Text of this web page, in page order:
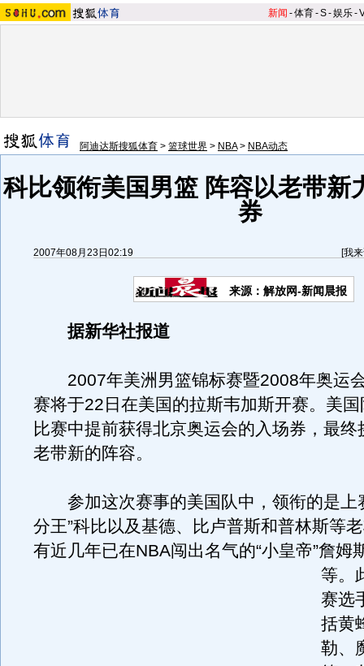
新闻 -体育-S-娱乐-
阿迪达斯搜狐体育 > 篮球世界 > NBA> NBA动态
科比领衔美国男篮 阵容以老带新
券
2007年08月23日02:19 [我
来源：解放网-新闻晨报
据新华社报道
2007年美洲男篮锦标赛暨2008年奥运
赛将于22日在美国的拉斯韦加斯开赛。美
比赛中提前获得北京奥运会的入场券，最终
老带新的阵容。
参加这次赛事的美国队中，领衔的是上
分王”科比以及基德、比卢普斯和普林斯等
有近几年已在NBA闯出名气的“小皇帝”詹姆
等。
赛选
括黄
勒、